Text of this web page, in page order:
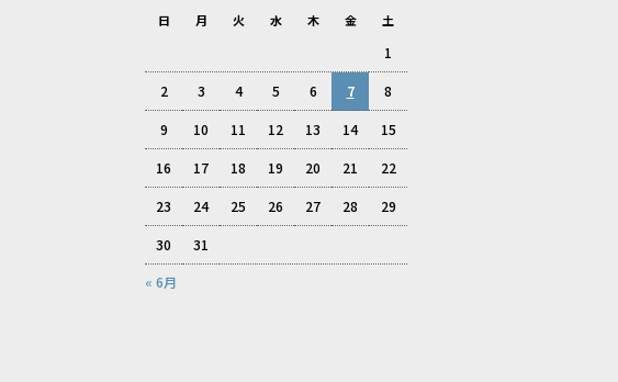
日 月 火 水 木 金 土
« 6月
1
2 3 4 5 6 7 8
9 10 11 12 13 14 15
16 17 18 19 20 21 22
23 24 25 26 27 28 29
30 31